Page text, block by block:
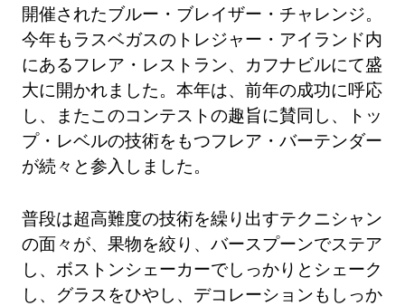
開催されたブルー・ブレイザー・チャレンジ。
今年もラスベガスのトレジャー・アイランド内
にあるフレア・レストラン、カフナビルにて盛
大に開かれました。本年は、前年の成功に呼応
し、またこのコンテストの趣旨に賛同し、トッ
プ・レベルの技術をもつフレア・バーテンダー
が続々と参入しました。
普段は超高難度の技術を繰り出すテクニシャン
の面々が、果物を絞り、バースプーンでステア
し、ボストンシェーカーでしっかりとシェーク
し、グラスをひやし、デコレーションもしっか